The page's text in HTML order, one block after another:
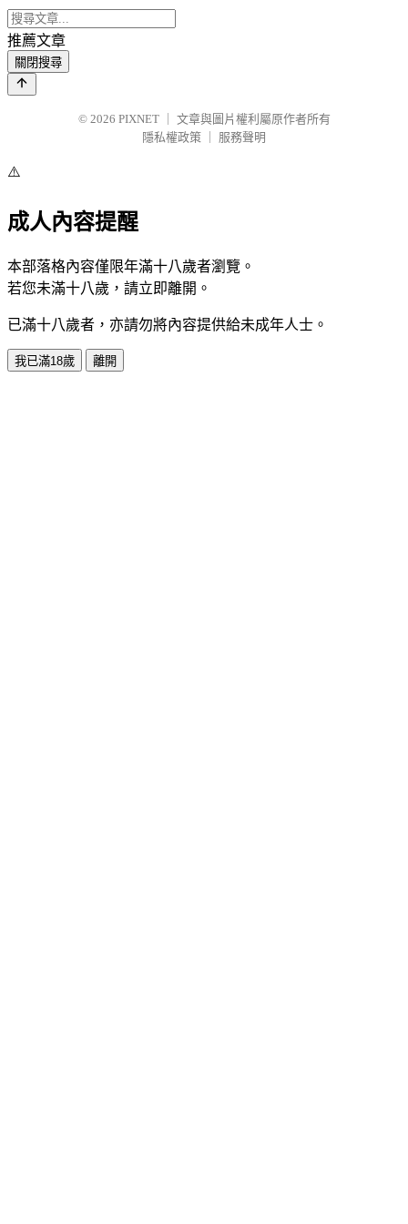
推薦文章
關閉搜尋
© 2026 PIXNET
文章與圖片權利屬原作者所有
隱私權政策
服務聲明
⚠️
成人內容提醒
本部落格內容僅限年滿十八歲者瀏覽。
若您未滿十八歲，請立即離開。
已滿十八歲者，亦請勿將內容提供給未成年人士。
我已滿18歲 離開